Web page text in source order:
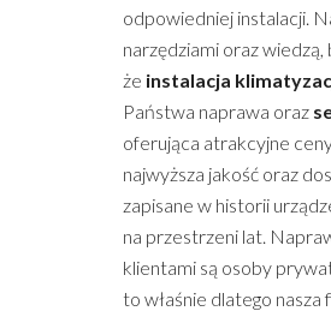
odpowiedniej instalacji.
narzędziami oraz
że instalacja
Państwa naprawa oraz
oferująca atrakcyjne
najwyższa jakość oraz
zapisane w historii
na przestrzeni lat.
klientami są osoby
to właśnie dlatego